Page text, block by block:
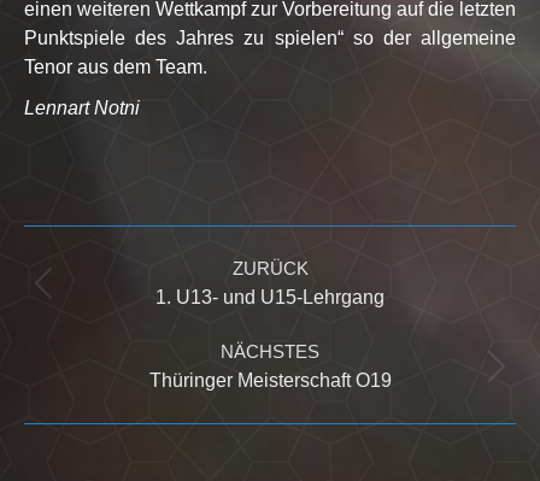
einen weiteren Wettkampf zur Vorbereitung auf die letzten
Punktspiele des Jahres zu spielen“ so der allgemeine
Tenor aus dem Team.
Lennart Notni
ZURÜCK
Vorheriger
1. U13- und U15-Lehrgang
NÄCHSTES
Nächster
Thüringer Meisterschaft O19